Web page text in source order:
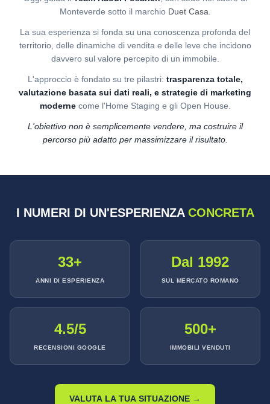
Monteverde sotto il marchio Duet Casa
La sua esperienza si fonda su una conoscenza profonda del
territorio, delle dinamiche di vendita e delle leve che incidono
davvero sul valore percepito di un immobile.
L'approccio è fondato su tre pilastri: trasparenza totale,
valutazione basata sui dati reali, e strategie di marketing
moderne come l'Home Staging e gli Open House.
L'obiettivo non è semplicemente vendere, ma costruire il
percorso più adatto per massimizzare il risultato.
I NUMERI DI UN'ESPERIENZA CONCRETA
33+
ANNI DI ESPERIENZA
Dal 1992
SUL MERCATO ROMANO
4.5/5
RECENSIONI GOOGLE
500+
IMMOBILI VENDUTI
VALUTA LA TUA SITUAZIONE →